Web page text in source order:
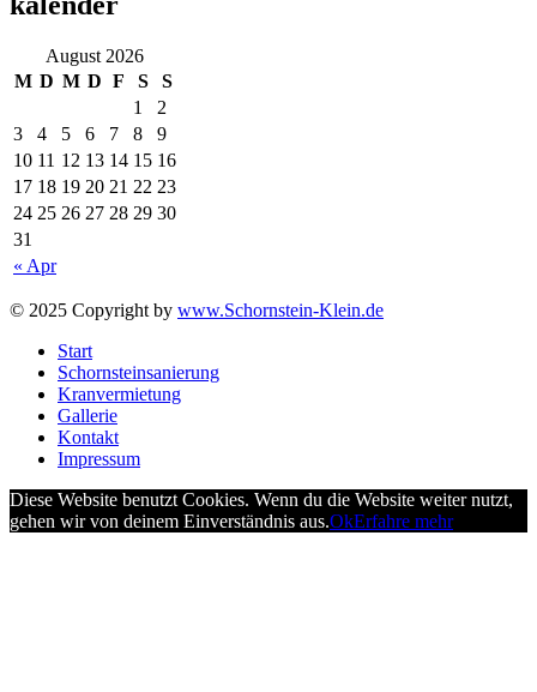
August 2026
M D M D F S S
« Apr
1
2
3
4 5 6 7 8
9
10 11 12 13 14 15 16
17 18 19 20 21 22 23
24 25 26 27 28 29 30
31
© 2025 Copyright by www.Schornstein-Klein.de
Start
Schornsteinsanierung
Kranvermietung
Gallerie
Kontakt
Impressum
Diese Website benutzt Cookies. Wenn du die Website weiter nutzt,
gehen wir von deinem Einverständnis aus.OkErfahre mehr